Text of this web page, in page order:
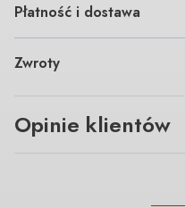
Płatność i dostawa
Zwroty
Opinie klientów